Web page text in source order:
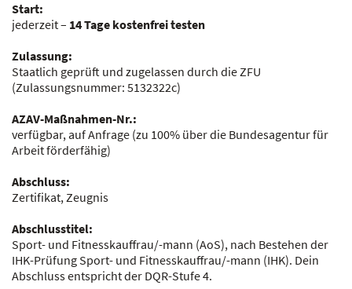
Start:
jederzeit – 14 Tage kostenfrei testen
Zulassung:
Staatlich geprüft und zugelassen durch die ZFU
(Zulassungsnummer: 5132322c)
AZAV-Maßnahmen-Nr.:
verfügbar, auf Anfrage (zu 100% über die Bundesagentur für
Arbeit förderfähig)
Abschluss:
Zertifikat, Zeugnis
Abschlusstitel:
Sport- und Fitnesskauffrau/-mann (AoS), nach Bestehen der
IHK-Prüfung Sport- und Fitnesskauffrau/-mann (IHK). Dein
Abschluss entspricht der DQR-Stufe 4.